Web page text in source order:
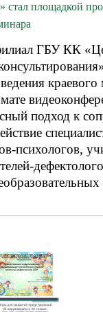
стал площадкой
ГБУ КК
краевого
подход к
психологов,